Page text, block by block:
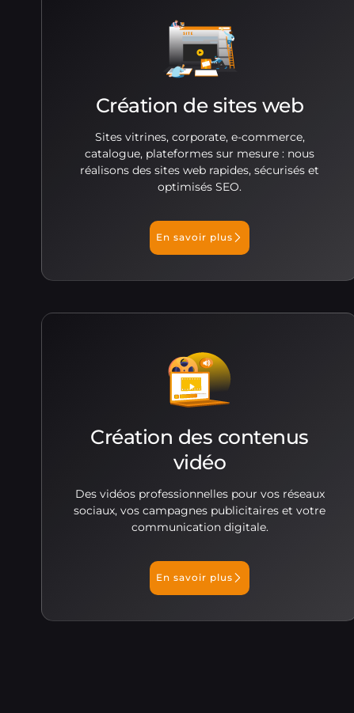
Création de sites web
Sites vitrines, corporate, e-commerce,
catalogue, plateformes sur mesure : nous
réalisons des sites web rapides, sécurisés et
optimisés SEO.
En savoir plus
Création des contenus
vidéo
Des vidéos professionnelles pour vos réseaux
sociaux, vos campagnes publicitaires et votre
communication digitale.
En savoir plus